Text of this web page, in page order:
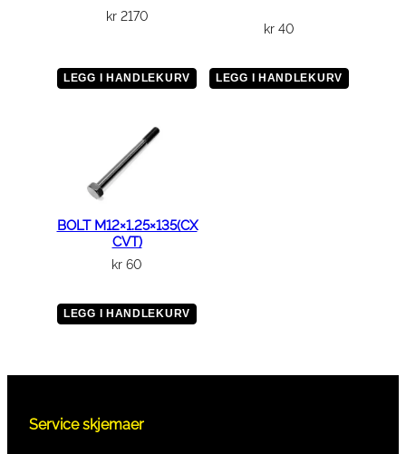
kr2170
LEGG I HANDLEKURV
kr 40
LEGG I HANDLEKURV
BOLT M12×1.25×135(CX
CVT)
kr 60
LEGG I HANDLEKURV
Service skjemaer